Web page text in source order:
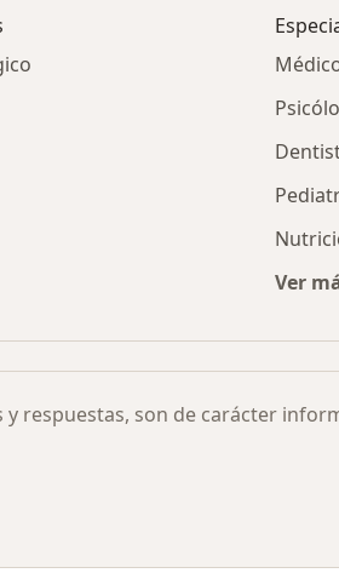
Ver
respuestas, son de carácter